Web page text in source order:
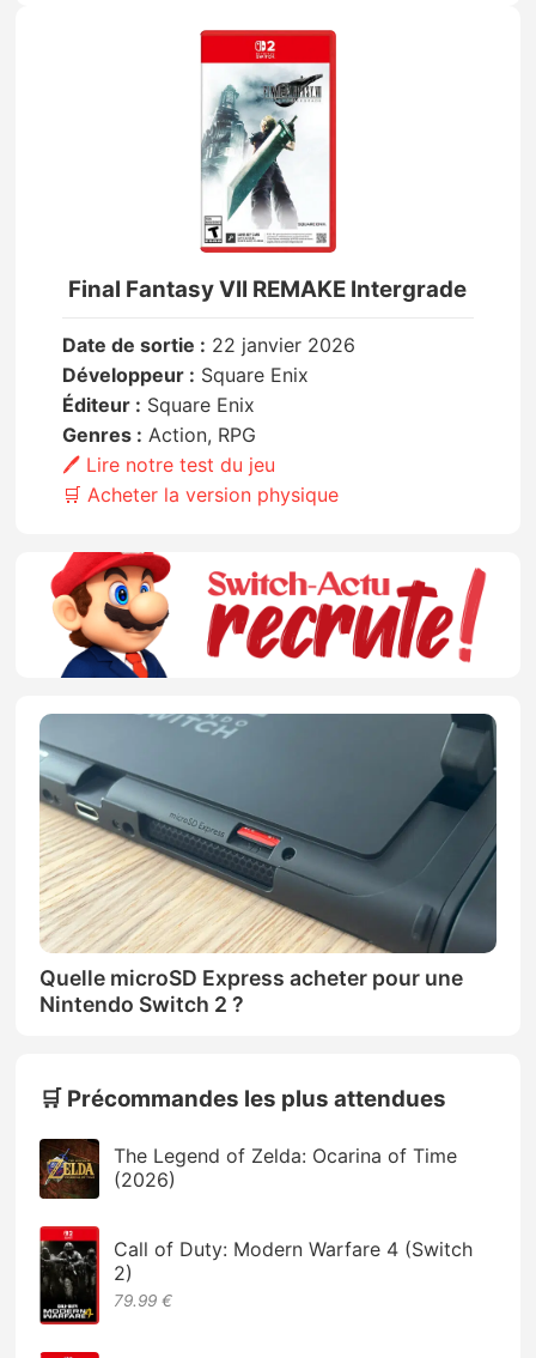
Final Fantasy VII REMAKE Intergrade
Date de sortie : 22 janvier 2026
Développeur : Square Enix
Éditeur : Square Enix
Genres : Action, RPG
🖊️ Lire notre test du jeu
🛒 Acheter la version physique
Quelle microSD Express acheter pour une
Nintendo Switch 2 ?
🛒 Précommandes les plus attendues
The Legend of Zelda: Ocarina of Time
(2026)
Call of Duty: Modern Warfare 4 (Switch
2)
79.99 €